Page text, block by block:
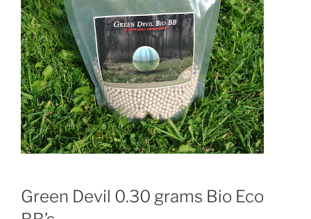
Green Devil 0.30 grams Bio Eco